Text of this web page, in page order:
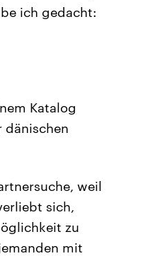
ich gedacht:
Katalog
dänischen
weil
sich,
zu
mit